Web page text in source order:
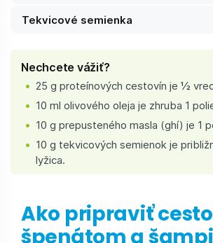
Tekvicové semienka
Nechcete vážiť?
25 g proteínových cestovín je ½
10 ml olivového oleja je zhruba 1
10 g prepusteného masla (ghí) je 1
10 g tekvicových semienok je
lyžica.
Ako pripraviť
špenátom a